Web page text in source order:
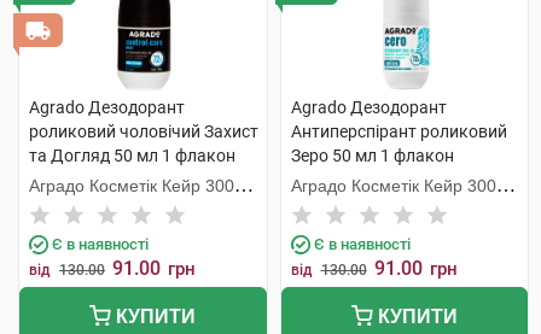
Agrado Дезодорант
роликовий чоловічий Захист
та Догляд 50 мл 1 флакон
Аградо Косметік Кейр 3000
С.Л.У.
Є в наявності
від 130.00 91.00 грн
КУПИТИ
Agrado Дезодорант
Антиперспірант роликовий
Зеро 50 мл 1 флакон
Аградо Косметік Кейр 3000
С.Л.У.
Є в наявності
від 130.00 91.00 грн
КУПИТИ